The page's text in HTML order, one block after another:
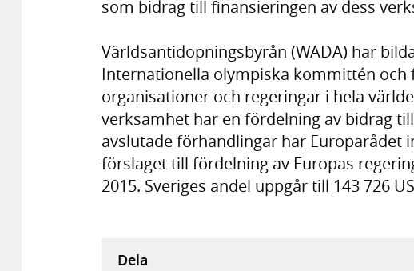
som bidrag till finansieringen av dess
Världsantidopningsbyrån (WADA) har
Internationella olympiska kommittén
organisationer och regeringar i hela
verksamhet har en fördelning av bidrag
avslutade förhandlingar har Europarådet
förslaget till fördelning av Europas
2015. Sveriges andel uppgår till 143 726
Dela